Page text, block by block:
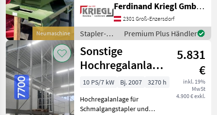
Neumaschine
schnell und einfach Big
Bags zu befüllen. Das
Befüllen der Big Bags kann
sehr schnell umgesetzt
Ferdinand Kriegl GmbH & Co KG
2301 Groß-Enzersdorf
Stapler-
und
Lagertechnik
/ Sonstige
Premium Plus Händler
Sonstige
Hochregalanlage
für
Schmalgangstapler
und sonsti
5.831
€
inkl. 19%
MwSt
4.900 € exkl.
10 PS/7 kW Bj. 2007
3270 h
Hochregalanlage für
Schmalgangstapler und